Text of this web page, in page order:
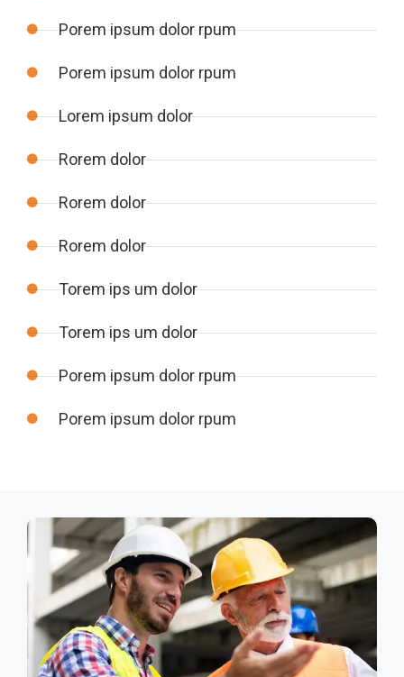
Porem ipsum dolor rpum
Porem ipsum dolor rpum
Lorem ipsum dolor
Rorem dolor
Rorem dolor
Rorem dolor
Torem ips um dolor
Torem ips um dolor
Porem ipsum dolor rpum
Porem ipsum dolor rpum